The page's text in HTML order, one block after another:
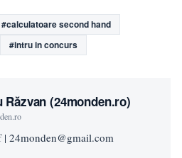
#calculatoare second hand
#intru in concurs
Răzvan (24monden.ro)
| 24monden@gmail.com